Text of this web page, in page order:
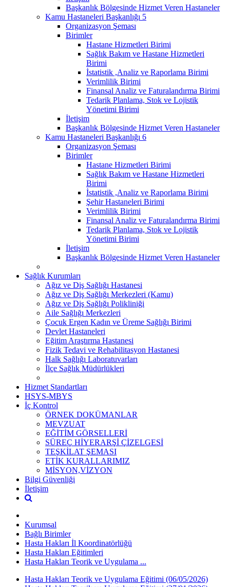
Başkanlık Bölgesinde Hizmet Veren Hastaneler
Kamu Hastaneleri Başkanlığı 5
Organizasyon Şeması
Birimler
Hastane Hizmetleri Birimi
Sağlık Bakım ve Hastane Hizmetleri
Birimi
İstatistik ,Analiz ve Raporlama Birimi
Verimlilik Birimi
Finansal Analiz ve Faturalandırma Birimi
Tedarik Planlama, Stok ve Lojistik
Yönetimi Birimi
İletişim
Başkanlık Bölgesinde Hizmet Veren Hastaneler
Kamu Hastaneleri Başkanlığı 6
Organizasyon Şeması
Birimler
Hastane Hizmetleri Birimi
Sağlık Bakım ve Hastane Hizmetleri
Birimi
İstatistik ,Analiz ve Raporlama Birimi
Şehir Hastaneleri Birimi
Verimlilik Birimi
Finansal Analiz ve Faturalandırma Birimi
Tedarik Planlama, Stok ve Lojistik
Yönetimi Birimi
İletişim
Başkanlık Bölgesinde Hizmet Veren Hastaneler
Sağlık Kurumları
Ağız ve Diş Sağlığı Hastanesi
Ağız ve Diş Sağlığı Merkezleri (Kamu)
Ağız ve Diş Sağlığı Polikliniği
Aile Sağlığı Merkezleri
Çocuk Ergen Kadın ve Üreme Sağlığı Birimi
Devlet Hastaneleri
Eğitim Araştırma Hastanesi
Fizik Tedavi ve Rehabilitasyon Hastanesi
Halk Sağlığı Laboratuvarları
İlçe Sağlık Müdürlükleri
Hizmet Standartları
HSYS-MBYS
İç Kontrol
ÖRNEK DOKÜMANLAR
MEVZUAT
EĞİTİM GÖRSELLERİ
SÜREÇ HİYERARŞİ ÇİZELGESİ
TEŞKİLAT ŞEMASI
ETİK KURALLARIMIZ
MİSYON,VİZYON
Bilgi Güvenliği
İletişim
Kurumsal
Bağlı Birimler
Hasta Hakları İl Koordinatörlüğü
Hasta Hakları Eğitimleri
Hasta Hakları Teorik ve Uygulama ...
Hasta Hakları Teorik ve Uygulama Eğitimi (06/05/2026)